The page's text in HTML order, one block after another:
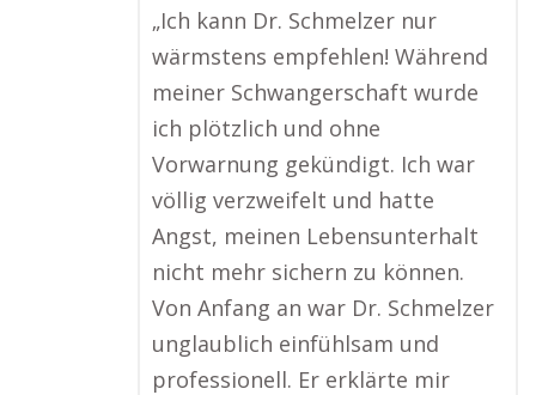
„Ich kann Dr. Schmelzer nur
wärmstens empfehlen! Während
meiner Schwangerschaft wurde
ich plötzlich und ohne
Vorwarnung gekündigt. Ich war
völlig verzweifelt und hatte
Angst, meinen Lebensunterhalt
nicht mehr sichern zu können.
Von Anfang an war Dr. Schmelzer
unglaublich einfühlsam und
professionell. Er erklärte mir